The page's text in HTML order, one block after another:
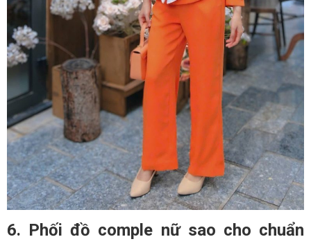
6. Phối đồ comple nữ sao cho chuẩn